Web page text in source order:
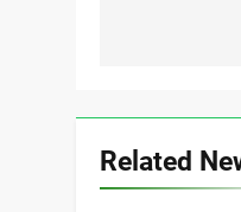
Related